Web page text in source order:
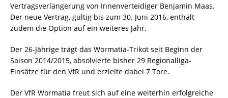
Vertragsverlängerung von Innenverteidiger Benjamin Maas.
Der neue Vertrag, gültig bis zum 30. Juni 2016, enthält
zudem die Option auf ein weiteres Jahr.
Der 26-Jährige trägt das Wormatia-Trikot seit Beginn der
Saison 2014/2015, absolvierte bisher 29 Regionalliga-
Einsätze für den VfR und erzielte dabei 7 Tore.
Der VfR Wormatia freut sich auf eine weiterhin erfolgreiche